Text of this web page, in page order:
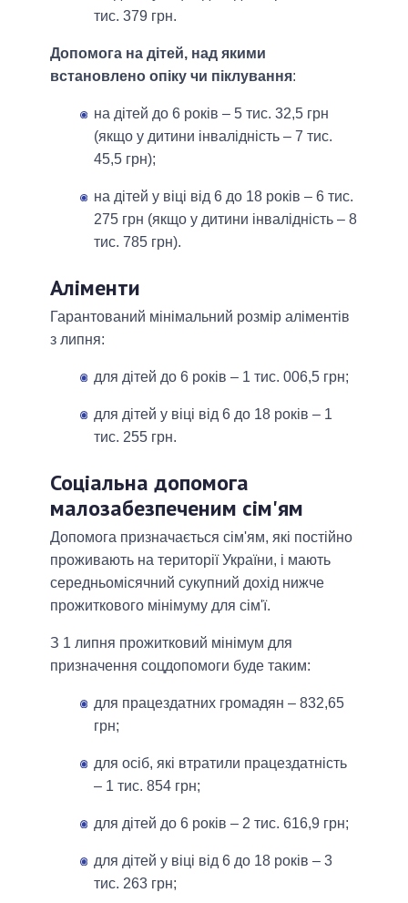
тис. 379 грн.
Допомога на дітей, над якими
встановлено опіку чи піклування:
на дітей до 6 років – 5 тис. 32,5 грн
(якщо у дитини інвалідність – 7 тис.
45,5 грн);
на дітей у віці від 6 до 18 років – 6 тис.
275 грн (якщо у дитини інвалідність – 8
тис. 785 грн).
Аліменти
Гарантований мінімальний розмір аліментів
з липня:
для дітей до 6 років – 1 тис. 006,5 грн;
для дітей у віці від 6 до 18 років – 1
тис. 255 грн.
Соціальна допомога
малозабезпеченим сім'ям
Допомога призначається сім'ям, які постійно
проживають на території України, і мають
середньомісячний сукупний дохід нижче
прожиткового мінімуму для сім'ї.
З 1 липня прожитковий мінімум для
призначення соцдопомоги буде таким:
для працездатних громадян – 832,65
грн;
для осіб, які втратили працездатність
– 1 тис. 854 грн;
для дітей до 6 років – 2 тис. 616,9 грн;
для дітей у віці від 6 до 18 років – 3
тис. 263 грн;